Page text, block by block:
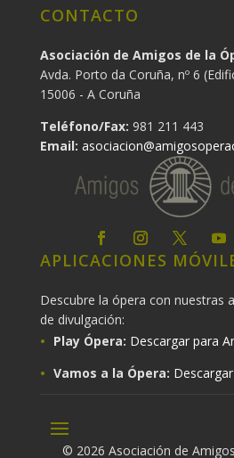
CONTACTO
Asociación de Amigos de la
Avda. Porto da Coruña, nº 6
15006 - A Coruña
Teléfono/Fax: 981 211 443
Email:
APLICACIONES
Descubre la ópera con nuestras
de divulgación:
Play Ópera: Descargar para
Vamos a la Ópera:
© 2026 Asociación de